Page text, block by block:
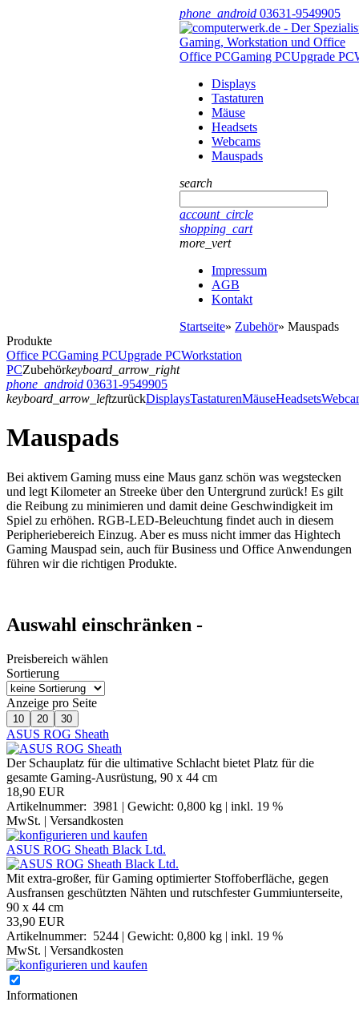
phone_android 03631-9549905
Office PCGaming PCUpgrade PC
Displays
Tastaturen
Mäuse
Headsets
Webcams
Mauspads
search
account_circle
shopping_cart
more_vert
Impressum
AGB
Kontakt
Startseite» Zubehör» Mauspads
Produkte
Office PCGaming PCUpgrade PCWorkstation
PCZubehörkeyboard_arrow_right
phone_android 03631-9549905
keyboard_arrow_leftzurückDisplaysTastaturenMäuseHeadsets
Mauspads
Bei aktivem Gaming muss eine Maus ganz schön was wegstecken
und legt Kilometer an Streeke über den Untergrund zurück! Es gilt
die Reibung zu minimieren und damit deine Geschwindigkeit im
Spiel zu erhöhen. RGB-LED-Beleuchtung findet auch in diesem
Peripheriebereich Einzug. Aber es muss nicht immer das Hightech
Gaming Mauspad sein, auch für Business und Office Anwendungen
führen wir die richtigen Produkte.
Auswahl einschränken -
Preisbereich wählen
Sortierung
Anzeige pro Seite
10 20 30
ASUS ROG Sheath
Der Schauplatz für die ultimative Schlacht bietet Platz für die
gesamte Gaming-Ausrüstung, 90 x 44 cm
18,90 EUR
Artikelnummer: 3981 | Gewicht: 0,800 kg | inkl. 19 %
MwSt. | Versandkosten
ASUS ROG Sheath Black Ltd.
Mit extra-großer, für Gaming optimierter Stoffoberfläche, gegen
Ausfransen geschützten Nähten und rutschfester Gummiunterseite,
90 x 44 cm
33,90 EUR
Artikelnummer: 5244 | Gewicht: 0,800 kg | inkl. 19 %
MwSt. | Versandkosten
Informationen